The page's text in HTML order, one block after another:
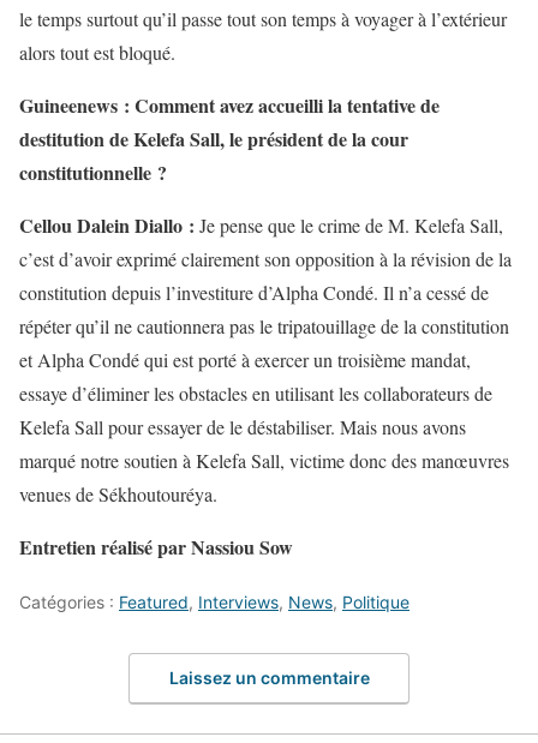
le temps surtout qu’il passe tout son temps à voyager à l’extérieur
alors tout est bloqué.
Guineenews : Comment avez accueilli la tentative de
destitution de Kelefa Sall, le président de la cour
constitutionnelle ?
Cellou Dalein Diallo : Je pense que le crime de M. Kelefa Sall,
c’est d’avoir exprimé clairement son opposition à la révision de la
constitution depuis l’investiture d’Alpha Condé. Il n’a cessé de
répéter qu’il ne cautionnera pas le tripatouillage de la constitution
et Alpha Condé qui est porté à exercer un troisième mandat,
essaye d’éliminer les obstacles en utilisant les collaborateurs de
Kelefa Sall pour essayer de le déstabiliser. Mais nous avons
marqué notre soutien à Kelefa Sall, victime donc des manœuvres
venues de Sékhoutouréya.
Entretien réalisé par Nassiou Sow
Catégories : Featured, Interviews, News, Politique
Laissez un commentaire